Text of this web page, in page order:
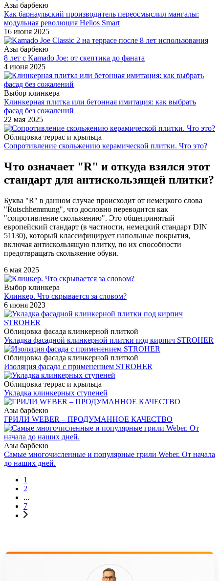
Азы барбекю
Как барнаульский производитель переосмыслил мангалы:
модульная революция Helios Smart
16 июня 2025
Азы барбекю
8 лет с Kamado Joe: от скептика до фаната
4 июня 2025
Выбор клинкера
Клинкерная плитка или бетонная имитация: как выбрать
фасад без сожалений
22 мая 2025
Облицовка террас и крыльца
Сопротивление скольжению керамической плитки. Что это?
Что означает "R" и откуда взялся этот
стандарт для антискользящей плитки?
Буква "R" в данном случае происходит от немецкого слова
"Rutschhemmung", что дословно переводится как
"сопротивление скольжению". Это общепринятый
европейский стандарт (в частности, немецкий стандарт DIN
51130), который классифицирует напольные покрытия,
включая антискользящую плитку, по их способности
предотвращать скольжение обуви.
6 мая 2025
Выбор клинкера
Клинкер. Что скрывается за словом?
6 июня 2023
Облицовка фасада клинкерной плиткой
Укладка фасадной клинкерной плитки под кирпич STROHER
Облицовка фасада клинкерной плиткой
Изоляция фасада с применением STROHER
Облицовка террас и крыльца
Укладка клинкерных ступеней
Азы барбекю
ГРИЛИ WEBER – ПРОДУМАННОЕ КАЧЕСТВО
Азы барбекю
Самые многочисленные и популярные грили Weber. От начала
до наших дней.
1
2
...
7